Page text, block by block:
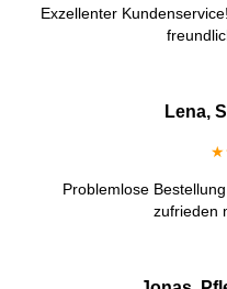
Exzellenter
Lena,
Problemlose
zufrieden